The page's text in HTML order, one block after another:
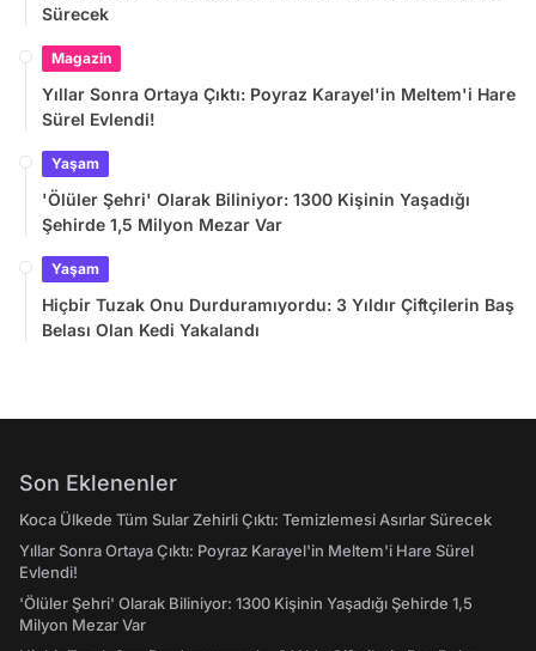
Sürecek
Magazin
Yıllar Sonra Ortaya Çıktı: Poyraz Karayel'in Meltem'i Hare
Sürel Evlendi!
Yaşam
'Ölüler Şehri' Olarak Biliniyor: 1300 Kişinin Yaşadığı
Şehirde 1,5 Milyon Mezar Var
Yaşam
Hiçbir Tuzak Onu Durduramıyordu: 3 Yıldır Çiftçilerin Baş
Belası Olan Kedi Yakalandı
Son Eklenenler
Koca Ülkede Tüm Sular Zehirli Çıktı: Temizlemesi Asırlar Sürecek
Yıllar Sonra Ortaya Çıktı: Poyraz Karayel'in Meltem'i Hare Sürel
Evlendi!
'Ölüler Şehri' Olarak Biliniyor: 1300 Kişinin Yaşadığı Şehirde 1,5
Milyon Mezar Var